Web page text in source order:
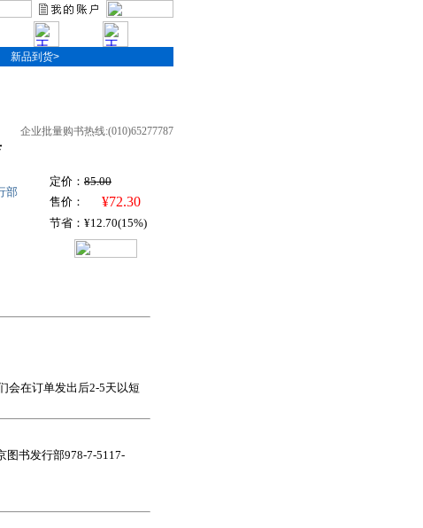
新品到货>
企业批量购书热线:(010)65277787
部
定价： 85.00
售价：
¥72.30
节省：¥12.70(15%)
会在订单发出后2-5天以短
图书发行部978-7-5117-